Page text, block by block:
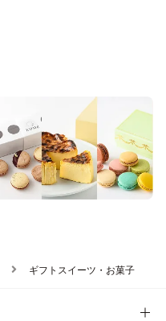
ギフトスイーツ・お菓子